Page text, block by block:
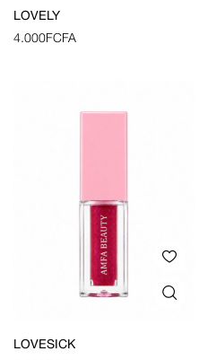
LOVELY
4.000FCFA
LOVESICK